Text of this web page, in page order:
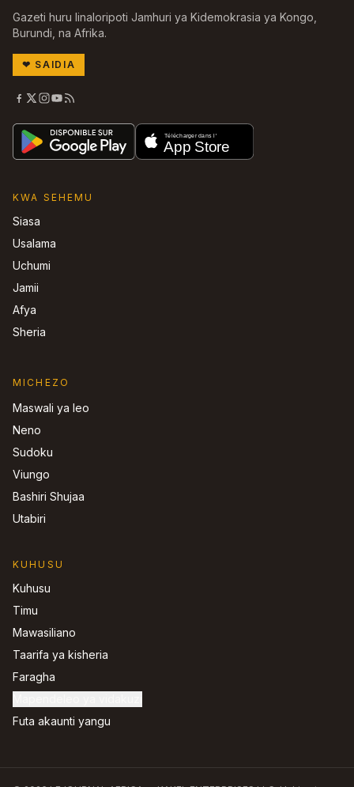
Gazeti huru linaloripoti Jamhuri ya Kidemokrasia ya Kongo,
Burundi, na Afrika.
❤ SAIDIA
KWA SEHEMU
Siasa
Usalama
Uchumi
Jamii
Afya
Sheria
MICHEZO
Maswali ya leo
Neno
Sudoku
Viungo
Bashiri Shujaa
Utabiri
KUHUSU
Kuhusu
Timu
Mawasiliano
Taarifa ya kisheria
Faragha
Futa akaunti yangu